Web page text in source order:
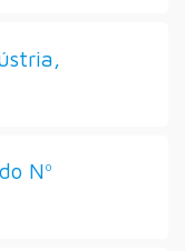
Nº